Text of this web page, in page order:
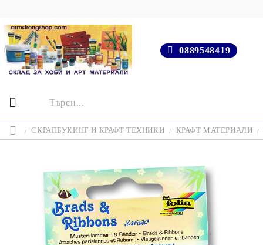
0889548419
СКРАПБУКИНГ И КРАФТ ТЕХНИКИ КРАФТ МАТЕРИАЛИ